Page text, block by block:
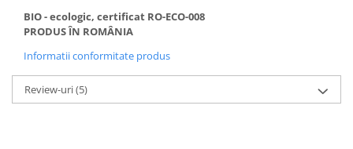
BIO - ecologic, certificat RO-ECO-008
PRODUS ÎN ROMÂNIA
Informatii conformitate produs
Review-uri(5)